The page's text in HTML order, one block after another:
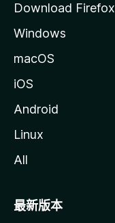
Download Firefox
Windows
macOS
iOS
Android
Linux
All
最新版本